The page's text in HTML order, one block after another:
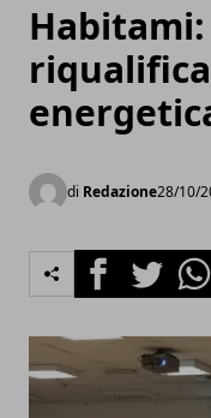
di Redazione28/10/
FacebookTwitter